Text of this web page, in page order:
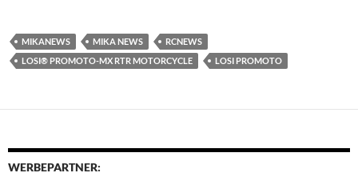
MIKANEWS MIKA NEWS
RCNEWS
LOSI® PROMOTO-MX RTR MOTORCYCLE
LOSI PROMOTO
WERBEPARTNER: